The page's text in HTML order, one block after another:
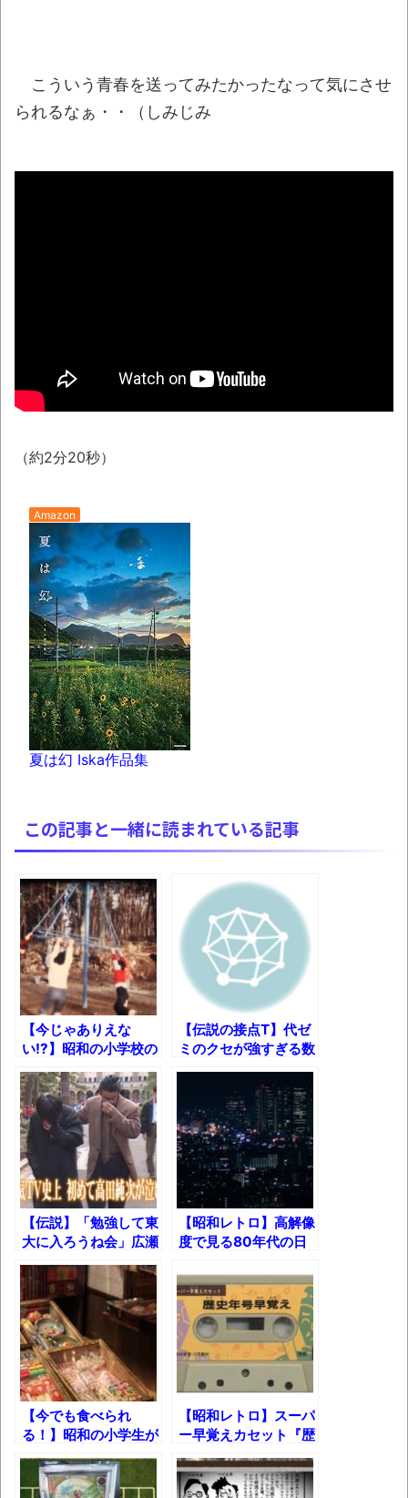
NEW!
【腹筋崩壊】見た瞬間吹いた画像を貼って
【九州名物】鶏刺し食べた医師、全身麻痺
デザインが悪夢すぎるwww
話題のセクシーホラー『スパンキング除
なる現象を泣きながら修正しました」と現在は
シカ「ヒマワリ全部喰った」 郡山布引風
の高原まつり中止
レトロパソコンに勝手移植の「ギャラガ」
「ボスコニアン」「ムーンパトロール」
「1942」「タイムパイロット」が凄い。
まっぷたつに…日本レトロゲーム協会がゲー
ムソフトCDの劣化について問題提起 他
別にどこの誰が一日何時間睡眠だろうがど
うでもいいじゃないですか
8月26日にリメイク完結編「FF7リベレーシ
にて
凡庸な悪
お前らの身体の悩み教えてくれ
「アメリカのヤンキーがアジア人にケンカ
を売った結果ｗｗｗ」 ほか
【読書感想】山野辺太郎『いつか深い穴に
落ちるまで』
映画ちいかわ観に行ったので感想を書きま
す(若干ネタバレあり) 26/07/25
マケイン9巻＆アニメ公式ガイド感想
独学で挑んだ2026年二級建築士学科試験結
果速報（仮）
体験談：仕事で同じビルの中に入っている
グループ会社の嫁子 [ほのぼの]
葉月つばさちゃん、昔から見てるんだけど
壊れたエアコンと歌えないボク
バージョンアップ情報更新 AOMEI
Backupper Standard 8.3.0 などバージョンア
ップ
高嶋ちさ子、ダウン症の姉が暴行事件！事
件の一部始終と衝撃の結末
【呆然】北海道旅行ワイ「ウニイクラ丼特
盛で食うぞ！！！うおおおおおおお
こういう青春を送ってみたかったなって気にさせ
られるなぁ・・（しみじみ
（約2分20秒）
Amazon
夏は幻 Iska作品集
この記事と一緒に読まれている記事
【今じゃありえな
い!?】昭和の小学校の
校庭にあった遊具た
ち！
【伝説の接点T】代ゼ
ミのクセが強すぎる数
学教師ｗ
【伝説】「勉強して東
大に入ろうね会」広瀬
君まとめ【元気がでる
TV】
【昭和レトロ】高解像
度で見る80年代の日
【今でも食べられ
る！】昭和の小学生が
食べていた”美味すぎ
た”駄菓子12選ｗ
【昭和レトロ】スーパ
ー早覚えカセット『歴
史年号早覚え』